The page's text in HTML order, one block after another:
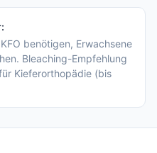
benötigen, Erwachsene
Bleaching-Empfehlung
Kieferorthopädie (bis